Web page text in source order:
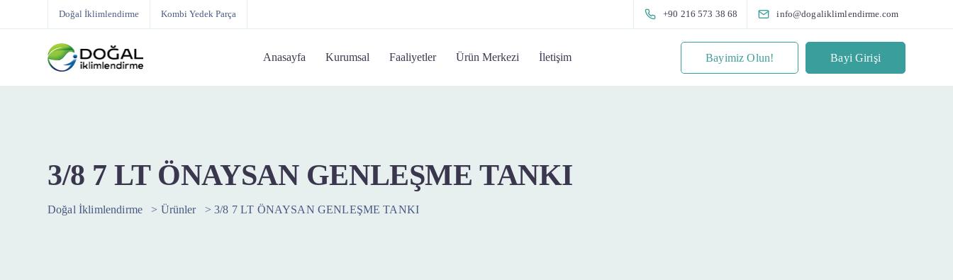
Doğal İklimlendirme Kombi Yedek Parça +90 216 573 38 68 info@dogaliklimlendirme.com
Anasayfa Kurumsal Faaliyetler Ürün Merkezi İletişim Bayimiz Olun! Bayi Girişi
3/8 7 LT ÖNAYSAN GENLEŞME TANKI
Doğal İklimlendirme > Ürünler >3/8 7 LT ÖNAYSAN GENLEŞME TANKI